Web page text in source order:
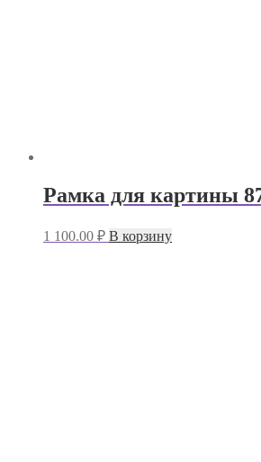
Рамка для картины
1 100.00 ₽ В корзину